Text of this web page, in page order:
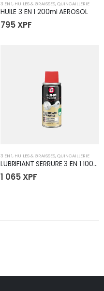
3 EN 1, HUILES & GRAISSES, QUINCAILLERIE
HUILE 3 EN 1 200ml AEROSOL
795 XPF
3 EN 1, HUILES & GRAISSES, QUINCAILLERIE
LUBRIFIANT SERRURE 3 EN 1 100ml
1 065 XPF